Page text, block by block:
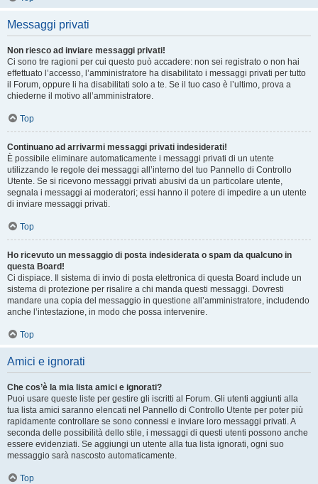
Messaggi privati
Non riesco ad inviare messaggi privati!
Ci sono tre ragioni per cui questo può accadere: non sei registrato o non hai
effettuato l’accesso, l’amministratore ha disabilitato i messaggi privati per tutto
il Forum, oppure li ha disabilitati solo a te. Se il tuo caso è l’ultimo, prova a
chiederne il motivo all’amministratore.
Top
Continuano ad arrivarmi messaggi privati indesiderati!
È possibile eliminare automaticamente i messaggi privati ​​di un utente
utilizzando le regole dei messaggi all’interno del tuo Pannello di Controllo
Utente. Se si ricevono messaggi privati ​​abusivi da un particolare utente,
segnala i messaggi ai moderatori; essi hanno il potere di impedire a un utente
di inviare messaggi privati​​.
Top
Ho ricevuto un messaggio di posta indesiderata o spam da qualcuno in
questa Board!
Ci dispiace. Il sistema di invio di posta elettronica di questa Board include un
sistema di protezione per risalire a chi manda questi messaggi. Dovresti
mandare una copia del messaggio in questione all’amministratore, includendo
anche l’intestazione, in modo che possa intervenire.
Top
Amici e ignorati
Che cos’è la mia lista amici e ignorati?
Puoi usare queste liste per gestire gli iscritti al Forum. Gli utenti aggiunti alla
tua lista amici saranno elencati nel Pannello di Controllo Utente per poter più
rapidamente controllare se sono connessi e inviare loro messaggi privati. A
seconda delle possibilità dello stile, i messaggi di questi utenti possono anche
essere evidenziati. Se aggiungi un utente alla tua lista ignorati, ogni suo
messaggio sarà nascosto automaticamente.
Top